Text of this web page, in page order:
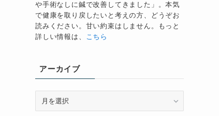
や手術なしに鍼で改善してきました」。本気
で健康を取り戻したいと考えの方、どうぞお
読みください。甘い約束はしません。もっと
詳しい情報は、 こちら
アーカイブ